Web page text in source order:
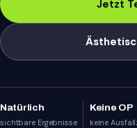
Jetzt
Natürlich
sichtbare Ergebnisse
Keine OP
keine